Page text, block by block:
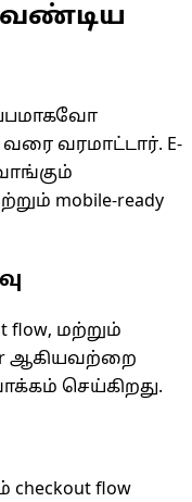
வரமாட்டார். E-
mobile-ready
flow, மற்றும்
ஆகியவற்றை
செய்கிறது.
checkout flow